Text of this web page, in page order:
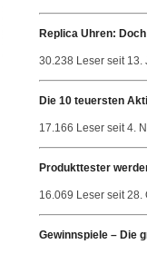
Replica Uhren:
30.238 Leser seit 13.
Die 10 teuersten
17.166 Leser seit 4.
Produkttester
16.069 Leser seit 28.
Gewinnspiele – Die